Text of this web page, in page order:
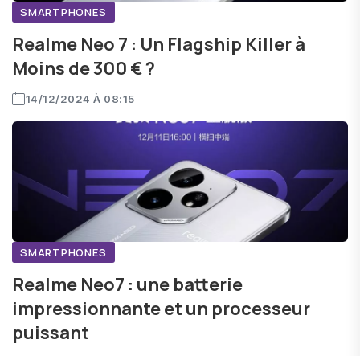
SMARTPHONES
Realme Neo 7 : Un Flagship Killer à
Moins de 300 € ?
14/12/2024 À 08:15
SMARTPHONES
Realme Neo7 : une batterie
impressionnante et un processeur
puissant